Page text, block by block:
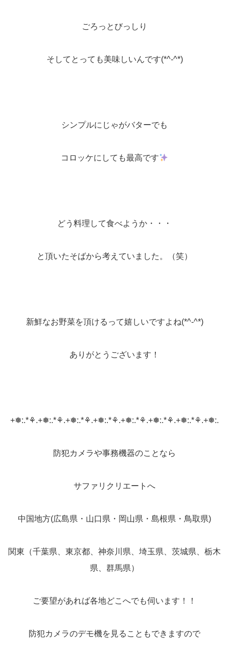
ごろっとびっしり
そしてとっても美味しいんです(*^-^*)
シンプルにじゃがバターでも
コロッケにしても最高です
どう料理して食べようか・・・
と頂いたそばから考えていました。（笑）
新鮮なお野菜を頂けるって嬉しいですよね(*^-^*)
ありがとうございます！
+❅:.*⚘.+❅:.*⚘.+❅:.*⚘.+❅:.*⚘.+❅:.*⚘.+❅:.*⚘.+❅:.*⚘.+❅:.
防犯カメラや事務機器のことなら
サファリクリエートへ
中国地方(広島県・山口県・岡山県・島根県・鳥取県)
関東（千葉県、東京都、神奈川県、埼玉県、茨城県、栃木
県、群馬県）
ご要望があれば各地どこへでも伺います！！
防犯カメラのデモ機を見ることもできますので